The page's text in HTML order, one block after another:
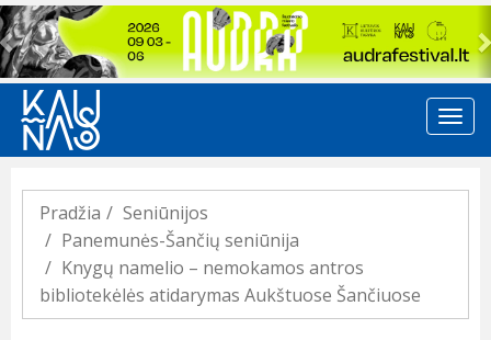
Previous
Pradžia
Seniūnijos
Panemunės-Šančių seniūnija
Knygų namelio – nemokamos antros
bibliotekėlės atidarymas Aukštuose Šančiuose